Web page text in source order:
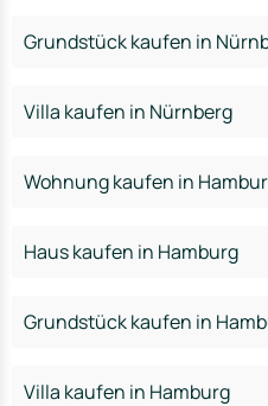
Grundstück kaufen in
Villa kaufen in Nürnberg
Wohnung kaufen in
Haus kaufen in Hamburg
Grundstück kaufen in
Villa kaufen in Hamburg